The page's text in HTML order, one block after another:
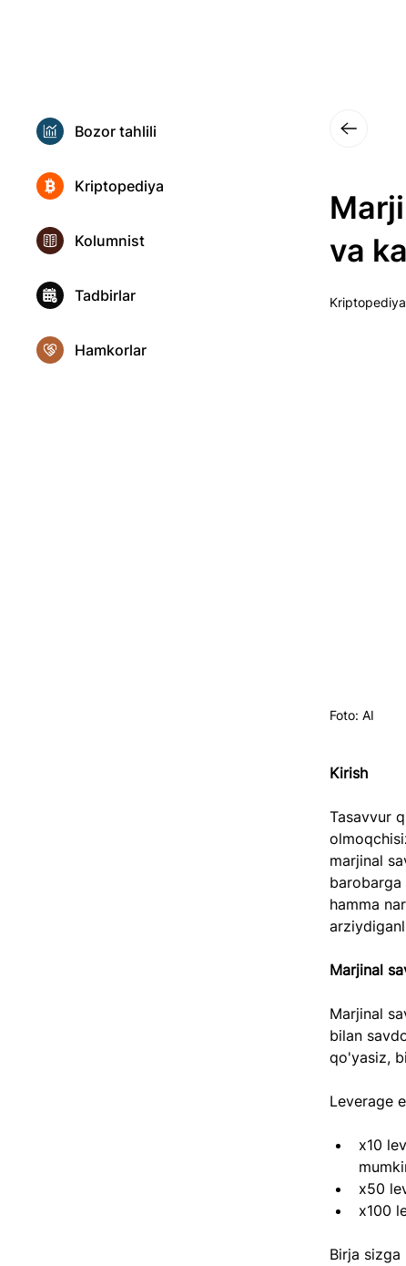
va
Kriptopediya
Foto: AI
Kirish
Tasavvur
marjinal
hamma
Marjinal
Marjinal
bilan
qo'yasiz,
Leverage
x10
x50
x100
Birja
Kriptopediya
Hamkorlar
Kolumnist
Tadbirlar
Bozor tahlili